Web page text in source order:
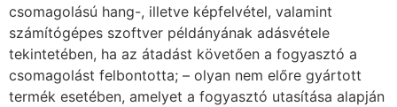
csomagolású hang-, illetve képfelvétel, valamint
számítógépes szoftver példányának adásvétele
tekintetében, ha az átadást követően a fogyasztó a
csomagolást felbontotta; – olyan nem előre gyártott
termék esetében, amelyet a fogyasztó utasítása alapján